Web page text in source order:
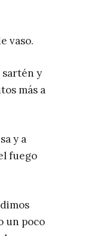
vaso.
y
más a
y a
fuego
un poco